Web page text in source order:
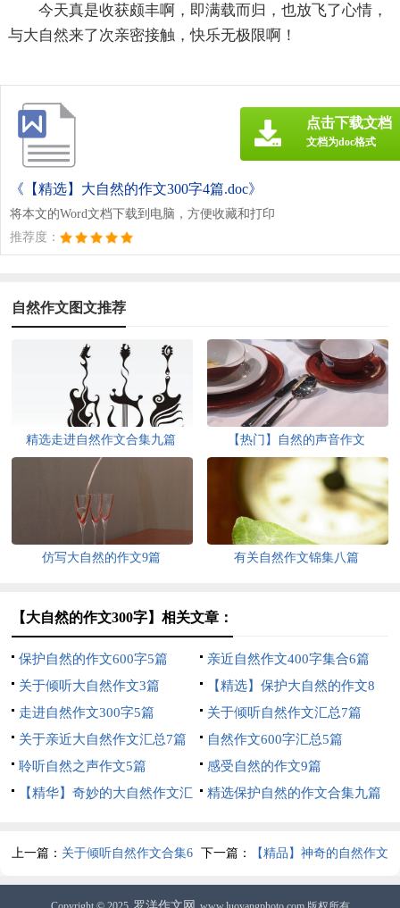
今天真是收获颇丰啊，即满载而归，也放飞了心情，
与大自然来了次亲密接触，快乐无极限啊！
《【精选】大自然的作文300字4篇.doc》
将本文的Word文档下载到电脑，方便收藏和打印
推荐度：
点击下载文档
文档为doc格式
自然作文图文推荐
精选走进自然作文合集九篇 【热门】自然的声音作文
仿写大自然的作文9篇 有关自然作文锦集八篇
【大自然的作文300字】相关文章：
保护自然的作文600字5篇
亲近自然作文400字集合6篇
关于倾听大自然作文3篇
【精选】保护大自然的作文8
篇
走进自然作文300字5篇
关于倾听自然作文汇总7篇
关于亲近大自然作文汇总7篇
自然作文600字汇总5篇
聆听自然之声作文5篇
感受自然的作文9篇
【精华】奇妙的大自然作文汇
精选保护自然的作文合集九篇
上一篇： 关于倾听自然作文合集6
篇
下一篇： 【精品】神奇的自然作文
300字合集九篇